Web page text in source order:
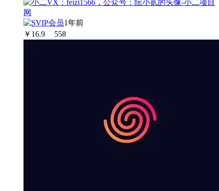
1年前
￥ 16.9 558